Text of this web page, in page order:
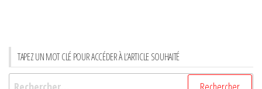
TAPEZ UN MOT CLÉ POUR ACCÉDER À L’ARTICLE SOUHAITÉ
Rechercher :